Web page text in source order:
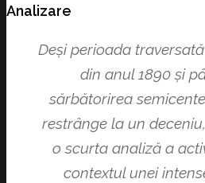
Analizare
Deşi perioada
din anul 1890 şi
sărbătorirea
restrân­ge la un
o scurta analiză a
contextul unei